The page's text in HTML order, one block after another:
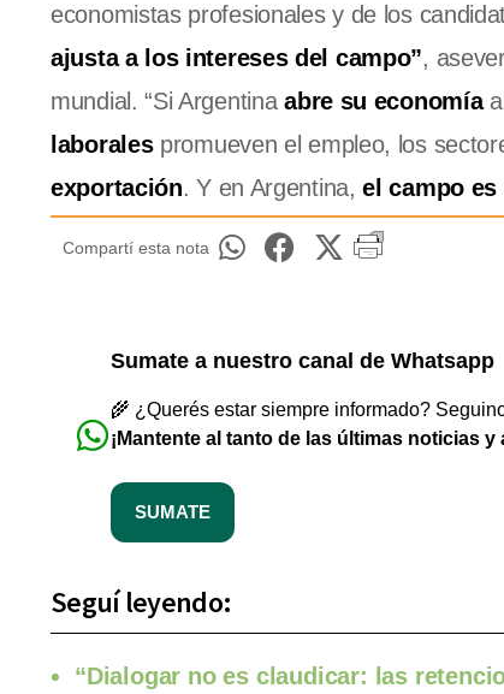
economistas profesionales y de los
ajusta a los intereses del campo”,
mundial. “Si Argentinaabre su economía
laboralespromueven el empleo, los
exportación. Y en Argentina,el campo
Compartí esta nota
Sumate a nuestro canal de Whatsapp
🌾 ¿Querés estar siempre informado?
¡Mantente al tanto de las últimas noticias
SUMATE
Seguí leyendo:
“Dialogar no es claudicar: las